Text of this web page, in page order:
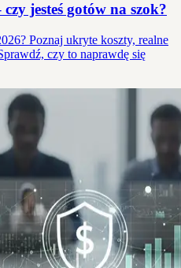
jesteś gotów na szok?
Poznaj ukryte koszty, realne
czy to naprawdę się